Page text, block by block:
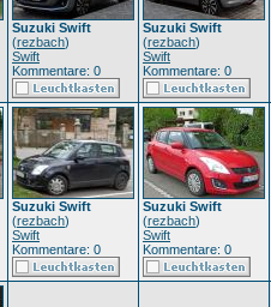
Suzuki Swift
(rezbach)
Swift
Kommentare: 0
Suzuki Swift
(rezbach)
Swift
Kommentare: 0
Suzuki Swift
(rezbach)
Swift
Kommentare: 0
Suzuki Swift
(rezbach)
Swift
Kommentare: 0